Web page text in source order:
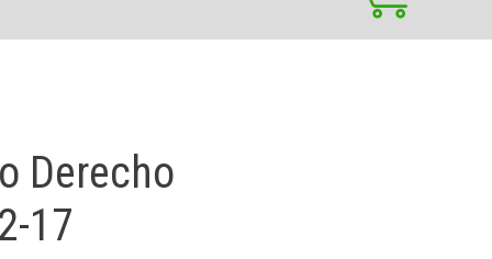
Derecho
17